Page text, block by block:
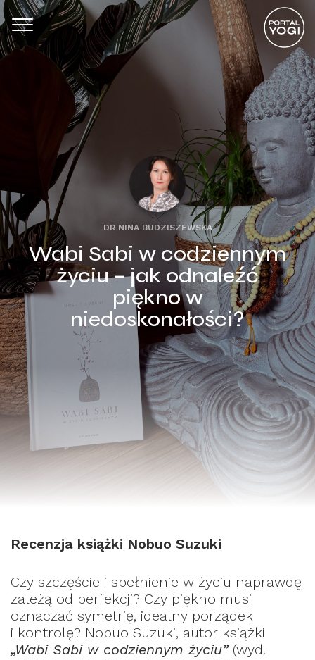
DR NINA BUDZISZEWSKA
Wabi Sabi w codziennym
życiu – jak odnaleźć
piękno w
niedoskonałości?
Recenzja książki Nobuo Suzuki
Czy szczęście i spełnienie w życiu naprawdę
zależą od perfekcji? Czy piękno musi
oznaczać symetrię, idealny porządek
i kontrolę? Nobuo Suzuki, autor książki
„Wabi Sabi w codziennym życiu”(wyd.